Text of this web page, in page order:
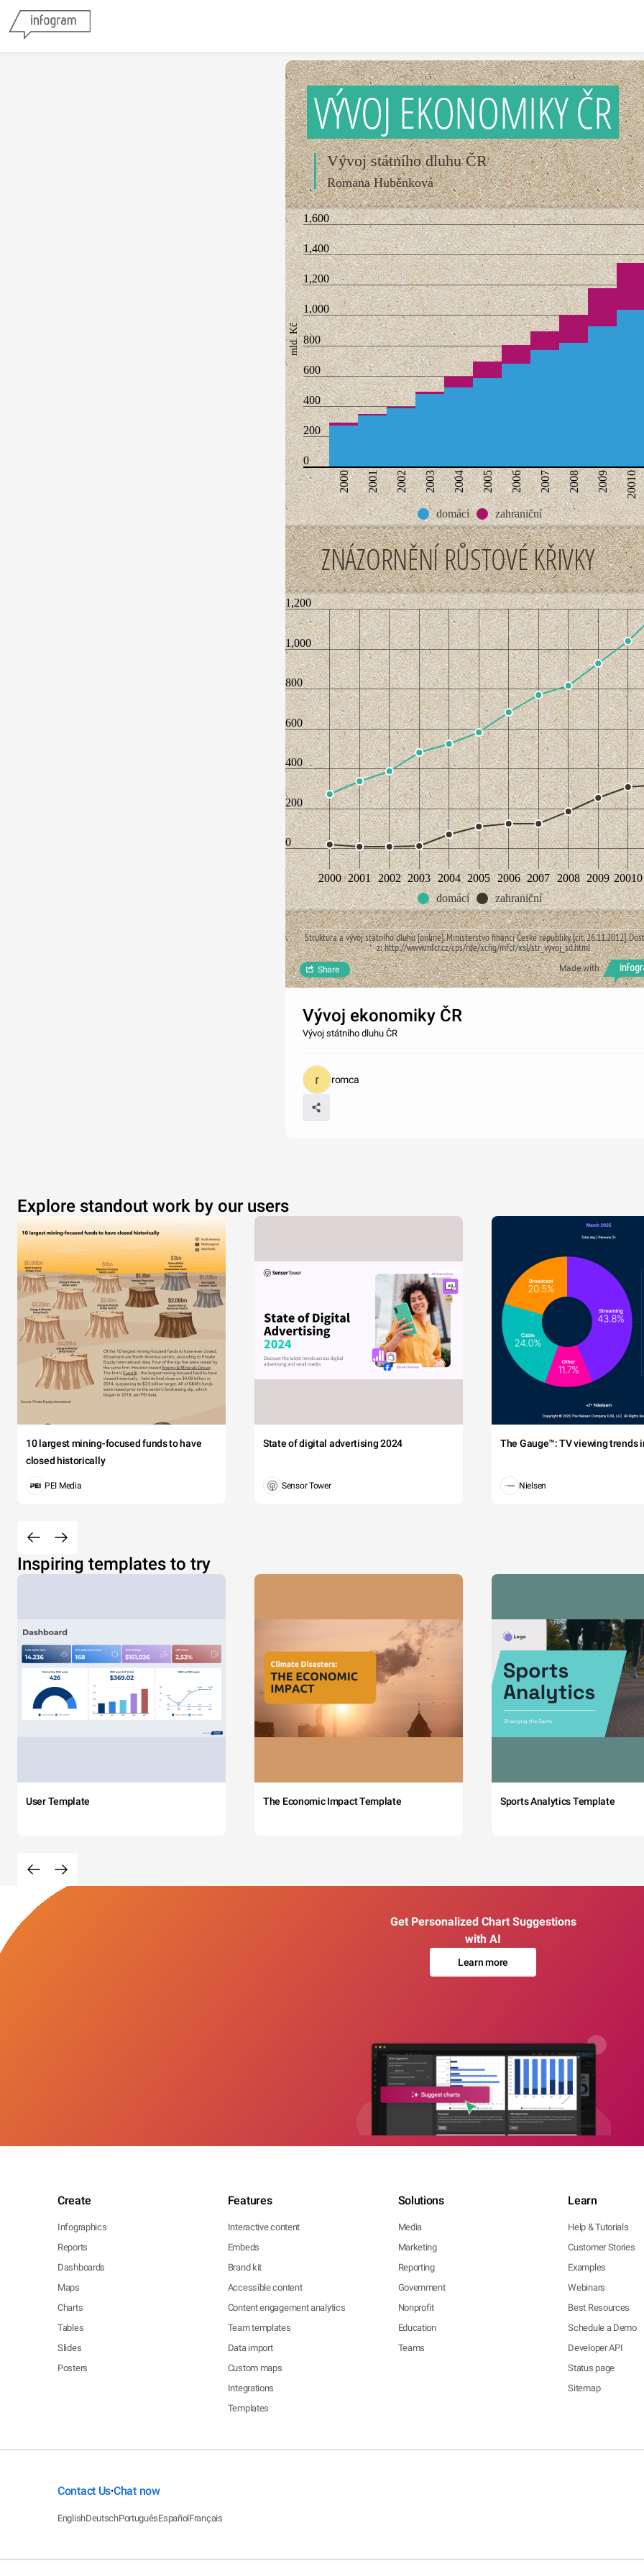
VÝVOJ EKONOMIKY ČR
Vývoj státního dluhu ČR
Romana Huběnková
1,600
1,400
1,200
1,000
800
600
400
200
0
2000 2001 2002 2003 2004 2005 2006 2007 2008 2009 20010
mld. Kč
domácí zahraniční
ZNÁZORNĚNÍ RŮSTOVÉ KŘIVKY
0
200
400
600
800
1,000
1,200
2000 2001 2002 2003 2004 2005 2006 2007 2008 2009 20010
domácí
zahraniční
Struktura a vývoj státního dluhu [online]. Ministerstvo financí České republiky. [cit. 26.11.2012].
z: http://www.mfcr.cz/cps/rde/xchg/mfcr/xsl/str_vyvoj_sd.html
Made with
Share
Vývoj ekonomiky ČR
Vývoj státního dluhu ČR
romca
Explore standout work by our users
10 largest mining-focused funds to have
closed historically
PEI Media
State of digital advertising 2024
Sensor Tower
The Gauge™: TV viewing trends
Nielsen
Inspiring templates to try
User Template The Economic Impact Template Sports Analytics Template
Get Personalized Chart Suggestions
with AI
Learn more
Create
Infographics
Reports
Dashboards
Maps
Charts
Tables
Slides
Posters
Features
Interactive content
Embeds
Brand kit
Accessible content
Content engagement analytics
Team templates
Data import
Custom maps
Integrations
Templates
Solutions
Media
Marketing
Reporting
Government
Nonprofit
Education
Teams
Learn
Help & Tutorials
Customer Stories
Examples
Webinars
Best Resources
Schedule a Demo
Developer API
Status page
Sitemap
Contact Us•Chat now
EnglishDeutschPortuguêsEspañolFrançais